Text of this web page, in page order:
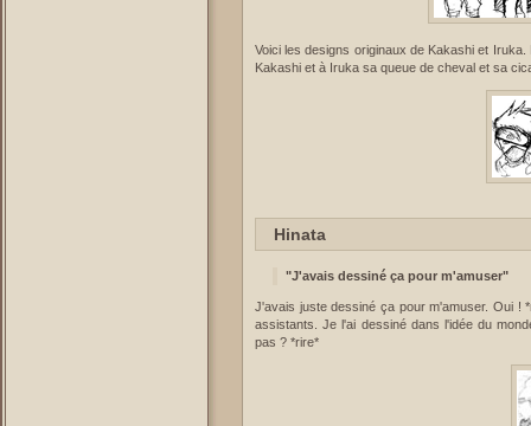
Voici les designs originaux de Kakashi et
Kakashi et à Iruka sa queue de cheval et sa
Hinata
"J'avais dessiné ça pour m'amuser"
J'avais juste dessiné ça pour m'amuser. Oui !
assistants. Je l'ai dessiné dans l'idée du
pas ? *rire*